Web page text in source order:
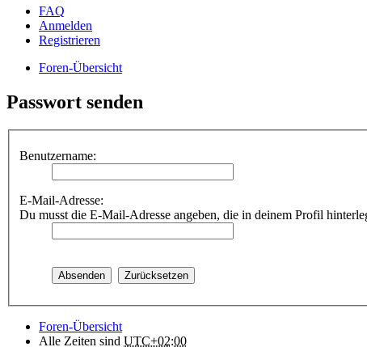
FAQ
Anmelden
Registrieren
Foren-Übersicht
Passwort senden
Benutzername:
E-Mail-Adresse:
Du musst die E-Mail-Adresse angeben, die in deinem Profil
Foren-Übersicht
Alle Zeiten sind UTC+02:00